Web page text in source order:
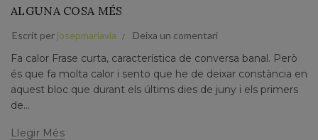
ALGUNA COSA MÉS
Escrit per josepmariavia Deixa un comentari
Fa calor Frase curta, característica de conversa banal. Però
és que fa molta calor i sento que he de deixar constància en
aquest bloc que durant els últims dies de juny i els primers
de...
Llegir Més